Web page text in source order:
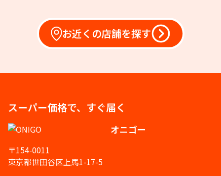
お近くの店舗を探す
スーパー価格で、すぐ届く
オニゴー
〒154-0011
東京都世田谷区上馬1-17-5